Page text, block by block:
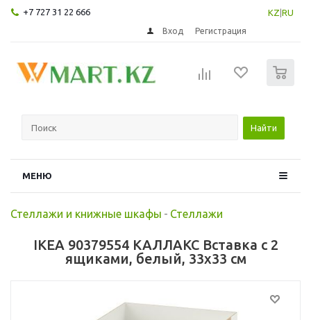
+7 727 31 22 666 KZ RU
Вход Регистрация
Найти
МЕНЮ
Стеллажи и книжные шкафы - Стеллажи
IKEA 90379554 КАЛЛАКС Вставка с 2
ящиками, белый, 33x33 см